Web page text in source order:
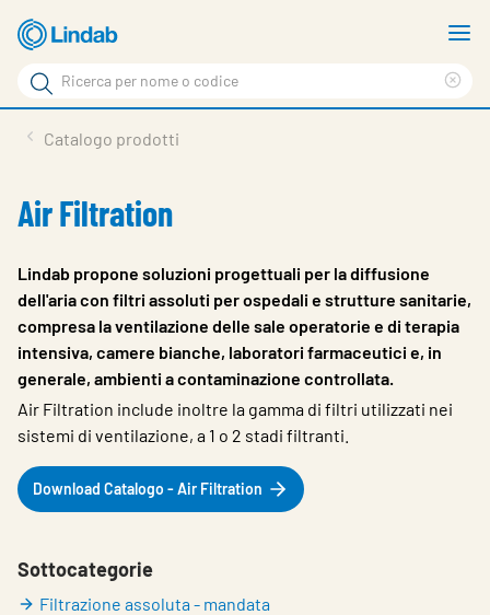
Vai
contenuto
principale
Cerca
Cerca
Soluzioni
Strumenti
Contatti
Media
Lavora con noi
Choose languge
Italy
Catalogo prodotti
Air Filtration
Lindab propone soluzioni progettuali per la diffusione
dell'aria con filtri assoluti per ospedali e strutture sanitarie,
compresa la ventilazione delle sale operatorie e di terapia
intensiva, camere bianche, laboratori farmaceutici e, in
generale, ambienti a contaminazione controllata.
Air Filtration include inoltre la gamma di filtri utilizzati nei
sistemi di ventilazione, a 1 o 2 stadi filtranti.
Download Catalogo - Air Filtration
Sottocategorie
Filtrazione assoluta - mandata